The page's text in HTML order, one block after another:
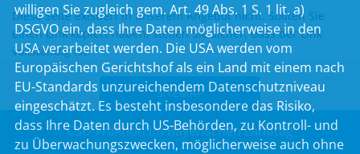
Diese Seite existiert in unserem Angebot nicht. Sollten Sie
einen Link kopiert haben, stellen Sie sicher, dass der Link
vollständig ist.
SITEMAP
CSU-Fraktion im Bayerischen Landtag
willigen Sie zugleich gem. Art. 49 Abs. 1 S. 1 lit. a)
DSGVO ein, dass Ihre Daten möglicherweise in den
USA verarbeitet werden. Die USA werden vom
Europäischen Gerichtshof als ein Land mit einem nach
EU-Standards unzureichendem Datenschutzniveau
eingeschätzt. Es besteht insbesondere das Risiko,
dass Ihre Daten durch US-Behörden, zu Kontroll- und
zu Überwachungszwecken, möglicherweise auch ohne